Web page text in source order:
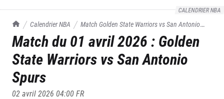
CALENDRIER NBA
TrashTalk Actu NBA
Calendrier NBA Match Golden State Warriors vsSan Antonio
Spurs
du 01/04/2026
Match du 01 avril 2026 : Golden
State Warriors vsSan Antonio
Spurs
02 avril 2026 04:00FR